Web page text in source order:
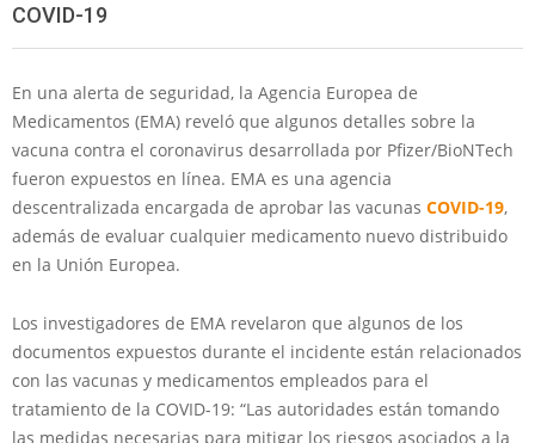
COVID-19
En una alerta de seguridad, la Agencia Europea de
Medicamentos (EMA) reveló que algunos detalles sobre la
vacuna contra el coronavirus desarrollada por Pfizer/BioNTech
fueron expuestos en línea. EMA es una agencia
descentralizada encargada de aprobar las vacunas COVID-19,
además de evaluar cualquier medicamento nuevo distribuido
en la Unión Europea.
Los investigadores de EMA revelaron que algunos de los
documentos expuestos durante el incidente están relacionados
con las vacunas y medicamentos empleados para el
tratamiento de la COVID-19: “Las autoridades están tomando
las medidas necesarias para mitigar los riesgos asociados a la